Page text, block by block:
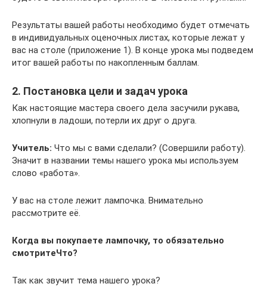
Результаты вашей работы необходимо будет отмечать
в индивидуальных оценочных листах, которые лежат у
вас на столе (приложение 1). В конце урока мы подведем
итог вашей работы по накопленным баллам.
2. Постановка цели и задач урока
Как настоящие мастера своего дела засучили рукава,
хлопнули в ладоши, потерли их друг о друга.
Учитель: Что мы с вами сделали? (Совершили работу).
Значит в названии темы нашего урока мы используем
слово «работа».
У вас на столе лежит лампочка. Внимательно
рассмотрите её.
Когда вы покупаете лампочку, то обязательно
смотритеЧто?
Так как звучит тема нашего урока?